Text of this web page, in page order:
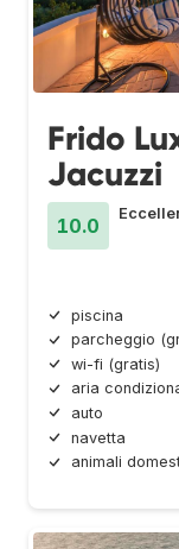
Frido
Jacuzzi
10.0
piscina
parcheggio
wi-fi (gratis)
aria
auto
navetta
animali